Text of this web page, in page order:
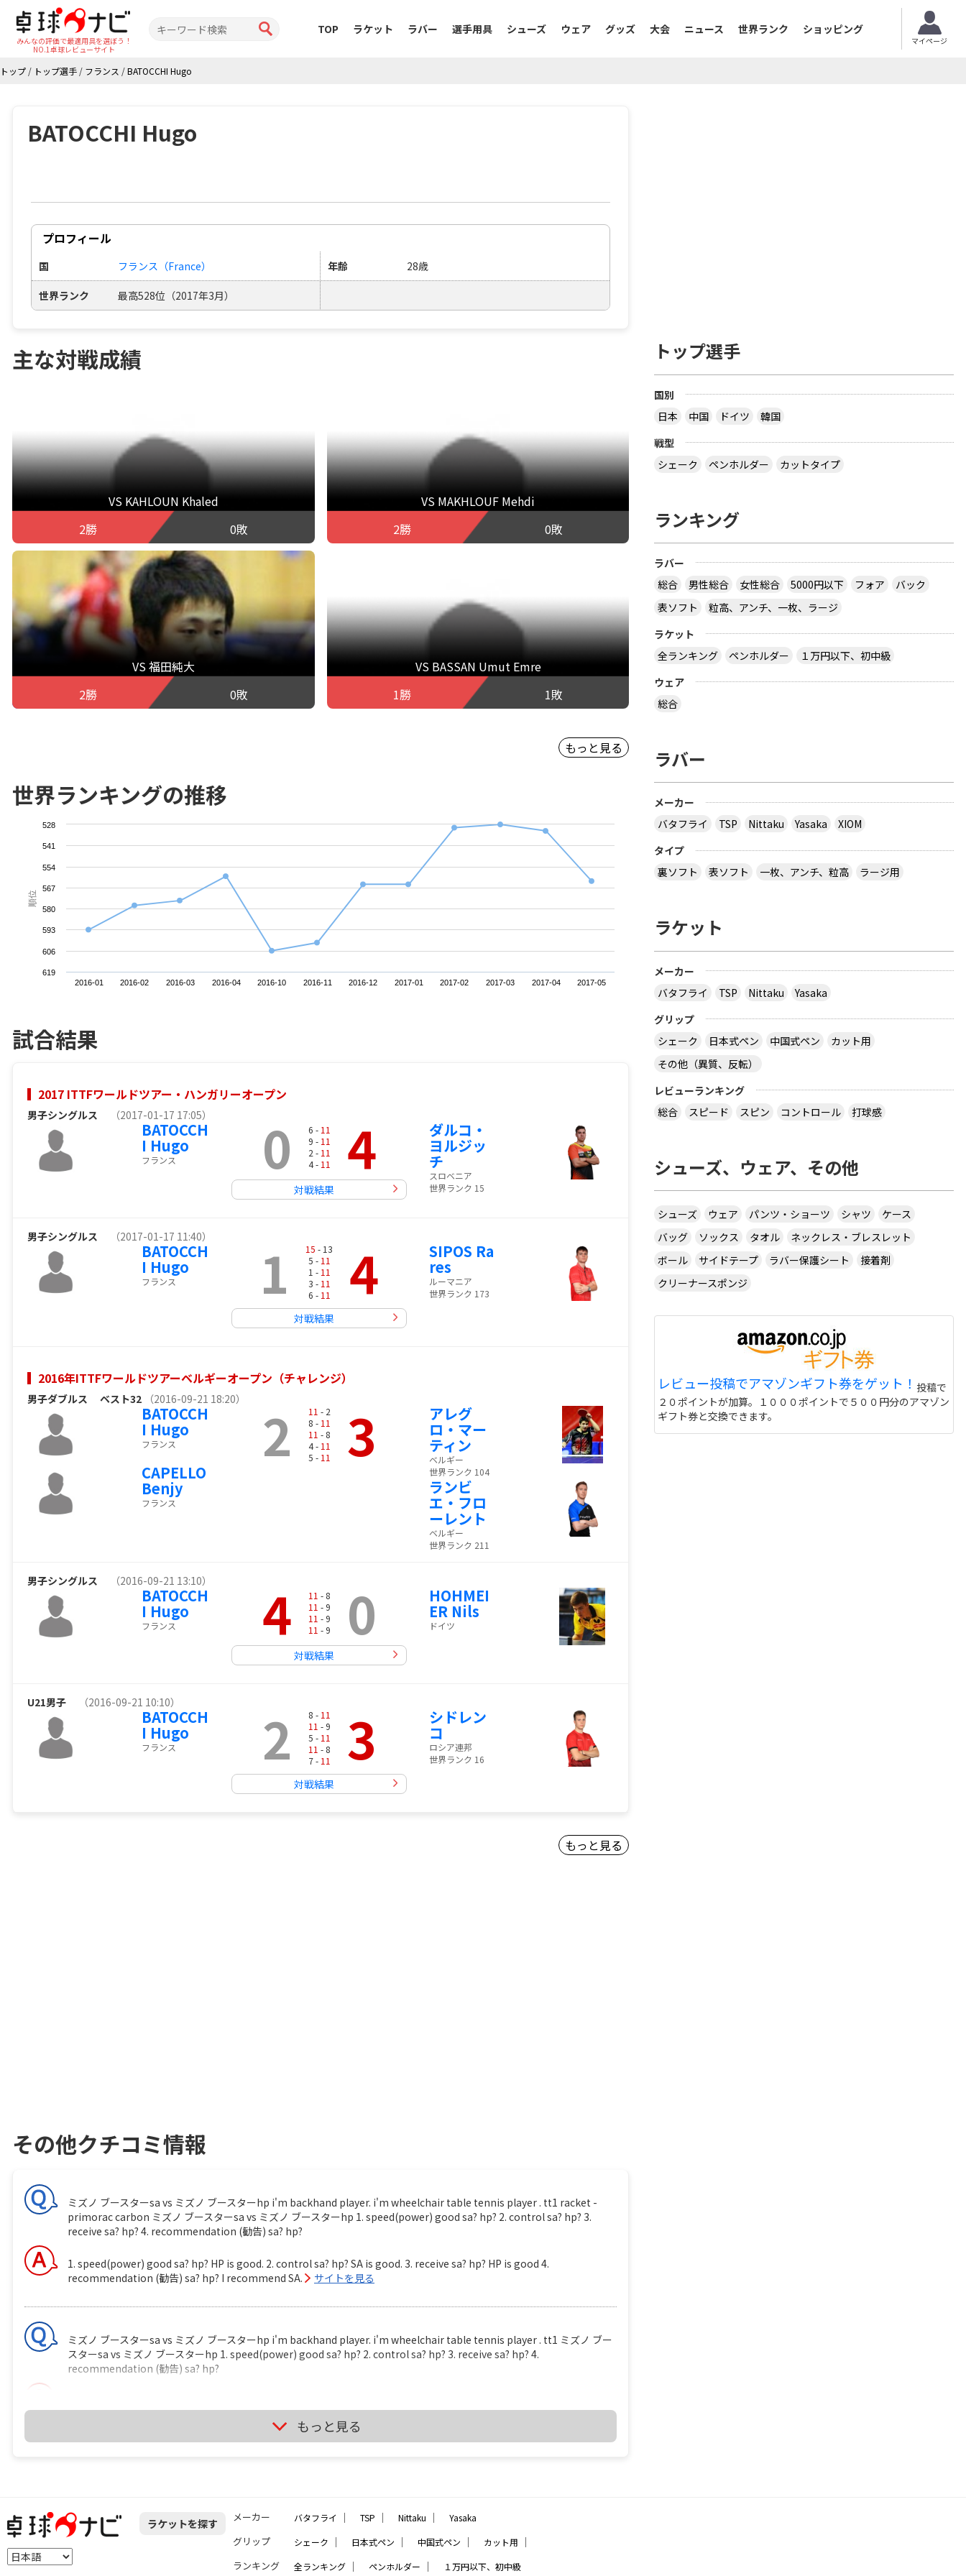
みんなの評価で最適用具を選ぼう！
NO.1卓球レビューサイト
TOP ラケット ラバー 選手用具 シューズ ウェア グッズ 大会 ニュース 世界ランク ショッピング
マイページ
トップ / トップ選手 / フランス /BATOCCHI Hugo
BATOCCHI Hugo
プロフィール
国 フランス（France） 年齢 28歳
世界ランク 最高528位（2017年3月）
主な対戦成績
VS KAHLOUN Khaled
2勝
0敗
VS MAKHLOUF Mehdi
2勝
0敗
VS 福田純大
2勝
0敗
VS BASSAN Umut Emre
1勝
1敗
もっと見る
世界ランキングの推移
順位
2016-01 2016-02 2016-03 2016-04 2016-10 2016-11 2016-12 2017-01 2017-02 2017-03 2017-04 2017-05
528
541
554
567
580
593
606
619
試合結果
2017 ITTFワールドツアー・ハンガリーオープン
男子シングルス （2017-01-17 17:05）
BATOCCH
I Hugo
フランス 0 6 - 11
9 - 11
2 - 11
4 - 11 4
対戦結果
ダルコ・
ヨルジッ
チ
スロベニア
世界ランク 15
男子シングルス （2017-01-17 11:40）
BATOCCH
I Hugo
フランス 1 15 - 13
5 - 11
1 - 11
3 - 11
6 - 11 4
対戦結果
SIPOS Ra
res
ルーマニア
世界ランク 173
2016年ITTFワールドツアーベルギーオープン（チャレンジ）
男子ダブルス ベスト32 （2016-09-21 18:20）
BATOCCH
I Hugo
フランス
CAPELLO
Benjy
フランス
2 11 - 2
8 - 11
11 - 8
4 - 11
5 - 11 3 アレグ
ロ・マー
ティン
ベルギー
世界ランク 104
ランビ
エ・フロ
ーレント
ベルギー
世界ランク 211
男子シングルス （2016-09-21 13:10）
BATOCCH
I Hugo
フランス 4 11 - 8
11 - 9
11 - 9
11 - 9 0
対戦結果
HOHMEI
ER Nils
ドイツ
U21男子 （2016-09-21 10:10）
BATOCCH
I Hugo
フランス 2 8 - 11
11 - 9
5 - 11
11 - 8
7 - 11 3
対戦結果
シドレン
コ
ロシア連邦
世界ランク 16
もっと見る
その他クチコミ情報
ミズノ ブースターsa vs ミズノ ブースターhp i'm backhand player. i'm wheelchair table tennis player . tt1 racket -
primorac carbon ミズノ ブースターsa vs ミズノ ブースターhp 1. speed(power) good sa? hp? 2. control sa? hp? 3.
receive sa? hp? 4. recommendation (勧告) sa? hp?
1. speed(power) good sa? hp? HP is good. 2. control sa? hp? SA is good. 3. receive sa? hp? HP is good 4.
recommendation (勧告) sa? hp? I recommend SA.
サイトを見る
ミズノ ブースターsa vs ミズノ ブースターhp i'm backhand player. i'm wheelchair table tennis player . tt1 ミズノ ブー
スターsa vs ミズノ ブースターhp 1. speed(power) good sa? hp? 2. control sa? hp? 3. receive sa? hp? 4.
recommendation (勧告) sa? hp?
carbon fibre, glass fibre or compressed paper, but shall not be thicker than 7.5% of the total thickness or
0.35mm, whichever is the smaller. 少なくとも、ブレード（ボールを打つ、平らな部分）の厚さで 85% は天然木材でな
くてはならない。ブレードの接着層はカーボンファイバー、グラスファイバー あるいは 圧縮紙などの線維状物質（線維
材）で補強しても構わないが、全体の厚さの7.5% あるいは 0.35mm いずれも超えてはならない ――――――――――――――――――――――――― を読み、疑問だったの
は 「２つある文のうち、２つ目は不要じゃない？」 ってことでした ブレードの厚さで 85% は天然木材でなくてはならな
もっと見る
トップ選手
国別
日本
中国 ドイツ
韓国
戦型
シェーク
ペンホルダー カットタイプ
ランキング
ラバー
総合
男性総合 女性総合 5000円以下 フォア
バック
表ソフト
粒高、アンチ、一枚、ラージ
ラケット
全ランキング
ペンホルダー
１万円以下、初中級
ウェア
総合
ラバー
メーカー
バタフライ
TSP Nittaku Yasaka
XIOM
タイプ
裏ソフト
表ソフト 一枚、アンチ、粒高 ラージ用
ラケット
メーカー
バタフライ
TSP Nittaku
Yasaka
グリップ
シェーク
日本式ペン 中国式ペン
カット用
その他（異質、反転）
レビューランキング
総合
スピード スピン コントロール 打球感
シューズ、ウェア、その他
シューズ ウェア パンツ・ショーツ シャツ
ケース
バッグ
ソックス タオル
ネックレス・ブレスレット
ボール
サイドテープ ラバー保護シート
接着剤
クリーナースポンジ
レビュー投稿でアマゾンギフト券をゲット！ 投稿で
２０ポイントが加算。１０００ポイントで５００円分のアマゾン
ギフト券と交換できます。
ラケットを探す メーカー バタフライ ｜ TSP ｜ Nittaku ｜ Yasaka
グリップ シェーク ｜ 日本式ペン ｜ 中国式ペン ｜ カット用 ｜
ランキング 全ランキング ｜ ペンホルダー ｜ １万円以下、初中級